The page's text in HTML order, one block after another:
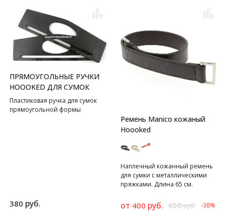
ПРЯМОУГОЛЬНЫЕ РУЧКИ
HOOOKED ДЛЯ СУМОК
Пластиковая ручка для сумок
прямоугольной формы
380 руб.
Ремень Manico кожаный
Hoooked
Наплечный кожанный ремень
для сумки с металлическими
пряжками. Длина 65 см.
от 400 руб. 650руб. -38%